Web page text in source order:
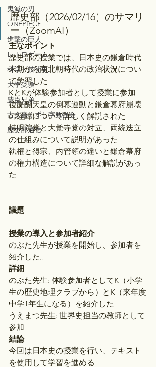
鬼滅の刃
ONEPIECE
進撃の巨人
レトロゲーム
科学・技術史
大学受験
豊臣兄弟
古文書くずし字勉強会
歴史部通信
歴史部（2026/02/16）のサマリ
ー（ZoomAI）
主なポイント
歴史部の授業では、日本史の鎌倉時代
末期から南北朝時代の政治状況につい
て学習した
KとKが体験参加者として授業に参加
後醍醐天皇の倒幕運動と鎌倉幕府崩壊
の経緯について詳しく解説された
持明院党と大覚寺党の対立、両統迭立
の仕組みについて説明があった
執権と得宗、内管領の違いと鎌倉幕府
の権力構造について詳細な解説があっ
た
議題
授業の導入と参加者紹介
のぶた先生が授業を開始し、参加者を
紹介した。
詳細
のぶた先生: 体験参加者としてK（小学
生の歴史地理クラブから）とK（来年度
中学1年生になる）を紹介した
うえまつ先生: 世界史担当の教師として
参加
結論
今回は日本史の授業を行い、テキスト
を使用して学習を進める